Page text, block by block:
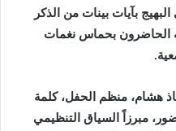
بآيات بينات من الذكر
الحاضرون بحماس نغمات
هشام، منظم الحفل، كلمة
مبرزاً السياق التنظيمي